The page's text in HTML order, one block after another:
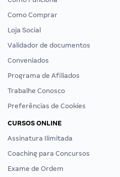
Como Comprar
Loja Social
Validador de documentos
Conveniados
Programa de Afiliados
Trabalhe Conosco
Preferências de Cookies
CURSOS ONLINE
Assinatura Ilimitada
Coaching para Concursos
Exame de Ordem